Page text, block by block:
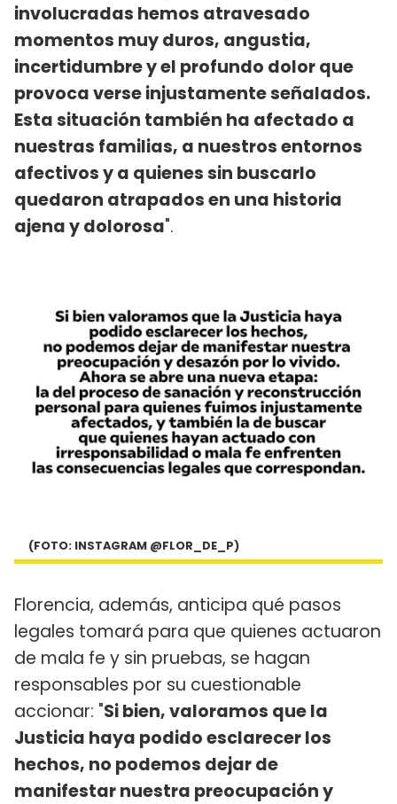
involucradas hemos atravesado
momentos muy duros, angustia,
incertidumbre y el profundo dolor que
provoca verse injustamente señalados.
Esta situación también ha afectado a
nuestras familias, a nuestros entornos
afectivos y a quienes sin buscarlo
quedaron atrapados en una historia
ajena y dolorosa".
(FOTO: INSTAGRAM @FLOR_DE_P)
Florencia, además, anticipa qué pasos
legales tomará para que quienes actuaron
de mala fe y sin pruebas, se hagan
responsables por su cuestionable
accionar: "Si bien, valoramos que la
Justicia haya podido esclarecer los
hechos, no podemos dejar de
manifestar nuestra preocupación y